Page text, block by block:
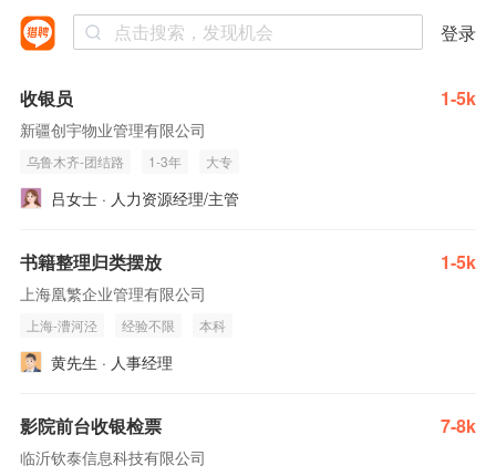
登录
收银员 1-5k
新疆创宇物业管理有限公司
乌鲁木齐-团结路 1-3年 大专
吕女士 · 人力资源经理/主管
书籍整理归类摆放 1-5k
上海凰繁企业管理有限公司
上海-漕河泾 经验不限 本科
黄先生 · 人事经理
影院前台收银检票 7-8k
临沂钦泰信息科技有限公司